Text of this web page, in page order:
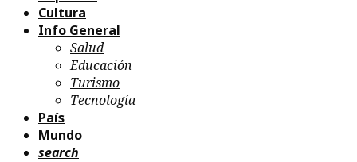
Cultura
Info General
Salud
Educación
Turismo
Tecnología
País
Mundo
search